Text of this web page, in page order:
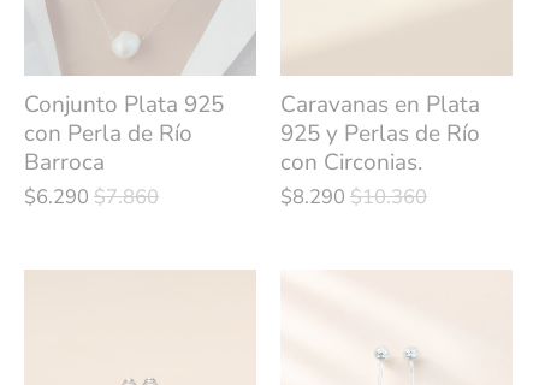
Conjunto Plata 925
con Perla de Río
Barroca
$6.290 $7.860
Caravanas en Plata
925 y Perlas de Río
con Circonias.
$8.290 $10.360